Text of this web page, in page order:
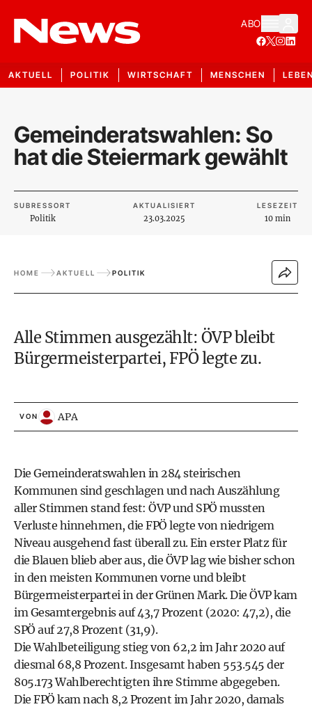
ABO
AKTUELL POLITIK WIRTSCHAFT MENSCHEN
Gemeinderatswahlen: So
hat die Steiermark gewählt
SUBRESSORT
Politik
AKTUALISIERT
23.03.2025
LESEZEIT
10 min
HOME AKTUELL POLITIK
Alle Stimmen ausgezählt: ÖVP bleibt
Bürgermeisterpartei, FPÖ legte zu.
VON APA
Die Gemeinderatswahlen in 284 steirischen
Kommunen sind geschlagen und nach Auszählung
aller Stimmen stand fest: ÖVP und SPÖ mussten
Verluste hinnehmen, die FPÖ legte von niedrigem
Niveau ausgehend fast überall zu. Ein erster Platz für
die Blauen blieb aber aus, die ÖVP lag wie bisher schon
in den meisten Kommunen vorne und bleibt
Bürgermeisterpartei in der Grünen Mark. Die ÖVP kam
im Gesamtergebnis auf 43,7 Prozent (2020: 47,2), die
SPÖ auf 27,8 Prozent (31,9).
Die Wahlbeteiligung stieg von 62,2 im Jahr 2020 auf
diesmal 68,8 Prozent. Insgesamt haben 553.545 der
805.173 Wahlberechtigten ihre Stimme abgegeben.
Die FPÖ kam nach 8,2 Prozent im Jahr 2020, damals